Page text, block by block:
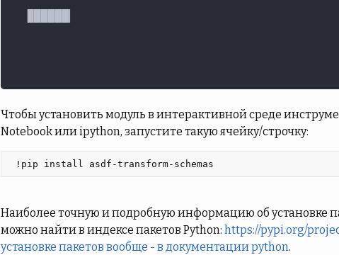
Чтобы установить модуль в интерактивной среде
Notebook или ipython, запустите такую ячейку/строчку:
!pip install asdf-transform-schemas
Наиболее точную и подробную информацию об установке
можно найти в индексе пакетов Python: https://pypi.org/
установке пакетов вообще - в документации python.